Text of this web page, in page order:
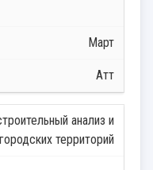
Март
Атт
анализ и
территорий